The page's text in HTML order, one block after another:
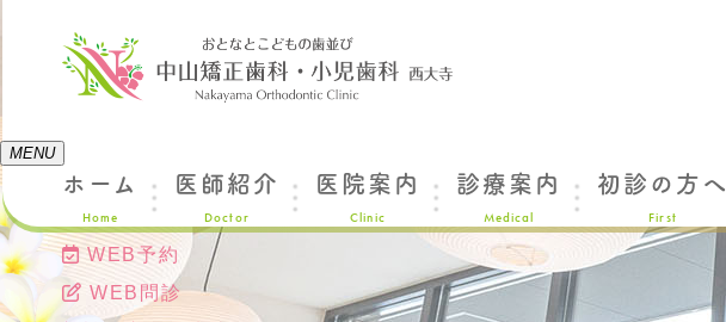
MENU
ホーム
Home
医師紹介
Doctor
医院案内
Clinic
診療案内
Medical
初診の方へ
First
WEB予約
WEB問診